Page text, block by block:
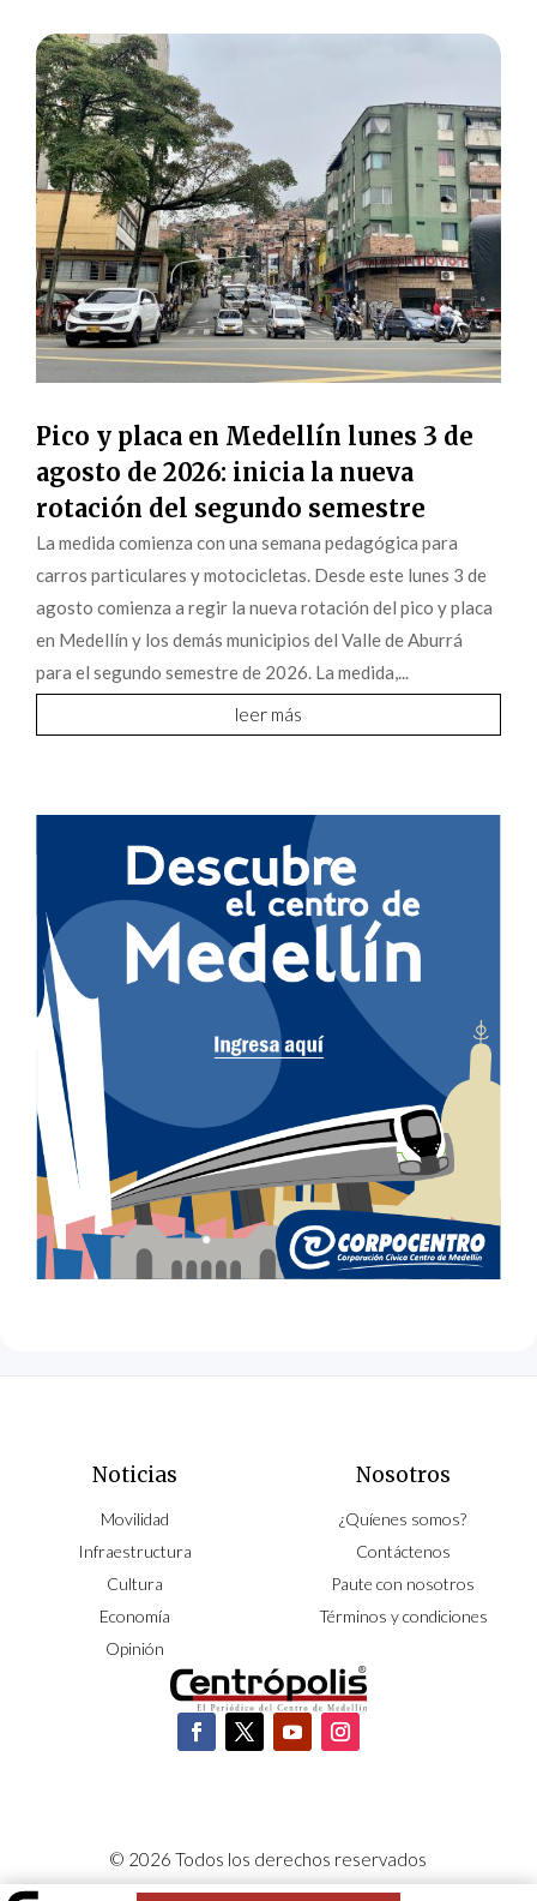
Pico y placa en Medellín lunes 3 de
agosto de 2026: inicia la nueva
rotación del segundo semestre
La medida comienza con una semana pedagógica para
carros particulares y motocicletas. Desde este lunes 3 de
agosto comienza a regir la nueva rotación del pico y placa
en Medellín y los demás municipios del Valle de Aburrá
para el segundo semestre de 2026. La medida,...
leer más
Noticias
Movilidad
Infraestructura
Cultura
Economía
Opinión
Nosotros
¿Quíenes somos?
Contáctenos
Paute con nosotros
Términos y condiciones
© 2026 Todos los derechos reservados
CORPOCENTRO | Hecho con pasión porNeoCiclo